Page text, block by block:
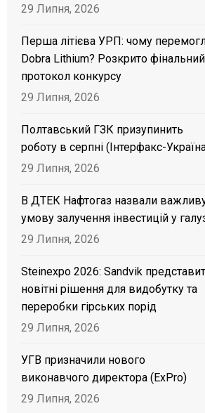
29 Липня, 2026
Перша літієва УРП: чому
Dobra Lithium? Розкрито фінальний
протокол конкурсу
29 Липня, 2026
Полтавський ГЗК призупинить
роботу в серпні (Інтерфакс-
29 Липня, 2026
В ДТЕК Нафтогаз назвали
умову залучення інвестицій у
29 Липня, 2026
Steinexpo 2026: Sandvik
новітні рішення для видобутку та
переробки гірських порід
29 Липня, 2026
УГВ призначили нового
виконавчого директора (ExPro)
29 Липня, 2026